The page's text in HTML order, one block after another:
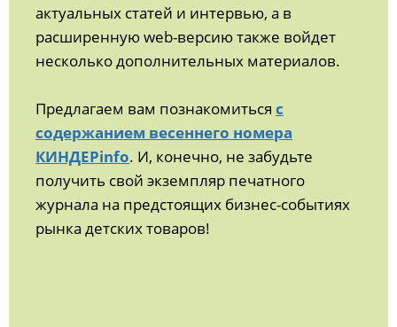
актуальных статей и интервью, а в
расширенную web-версию также войдет
несколько дополнительных материалов.
Предлагаем вам познакомиться с
содержанием весеннего номера
КИНДЕРinfo. И, конечно, не забудьте
получить свой экземпляр печатного
журнала на предстоящих бизнес-событиях
рынка детских товаров!